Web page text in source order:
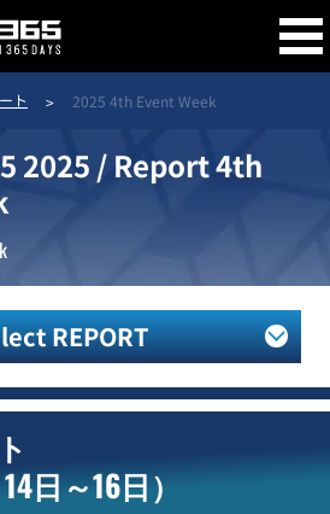
作品
ト 2025 4th Event Week
2025 / Report 4th
REPORT
日～16日）